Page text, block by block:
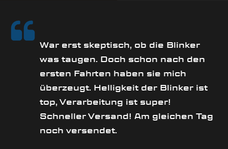
War erst skeptisch, ob die Blinker
was taugen. Doch schon nach den
ersten Fahrten haben sie mich
überzeugt. Helligkeit der Blinker ist
top, Verarbeitung ist super!
Schneller Versand! Am gleichen Tag
noch versendet.